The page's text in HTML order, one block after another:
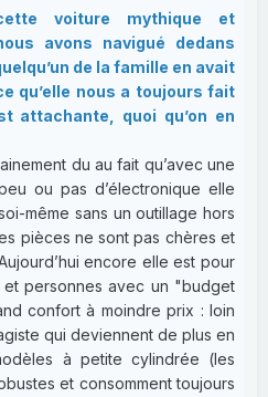
voiture mythique et
avons navigué dedans
de la famille en avait
qu’elle nous a toujours fait
attachante, quoi qu’on en
du au fait qu’avec une
ou pas d’électronique elle
même sans un outillage hors
pièces ne sont pas chères et
encore elle est pour
personnes avec un "budget
confort à moindre prix : loin
qui deviennent de plus en
à petite cylindrée (les
et consomment toujours